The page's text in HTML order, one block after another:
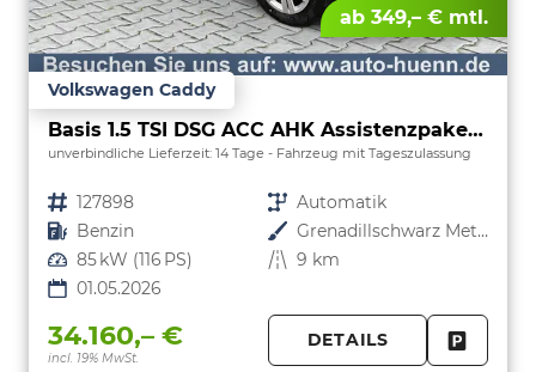
ab 349,– € mtl.
Volkswagen Caddy
Basis 1.5 TSI DSG ACC AHK Assistenzpaket Kamera
unverbindliche Lieferzeit: 14 Tage Fahrzeug mit Tageszulassung
Fahrzeugnr. 127898 Getriebe Automatik
Kraftstoff Benzin Außenfarbe
Grenadillschwarz Metallic
Leistung 85 kW (116 PS) Kilometerstand 9 km
01.05.2026
34.160,– €
incl. 19% MwSt.
DETAILS